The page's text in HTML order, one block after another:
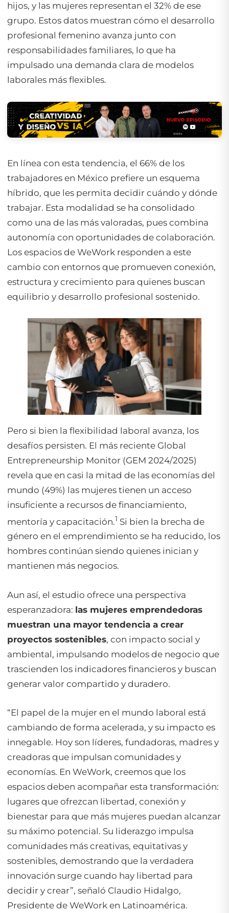
hijos, y las mujeres representan el 32% de ese
grupo. Estos datos muestran cómo el desarrollo
profesional femenino avanza junto con
responsabilidades familiares, lo que ha
impulsado una demanda clara de modelos
laborales más flexibles.
En línea con esta tendencia, el 66% de los
trabajadores en México prefiere un esquema
híbrido, que les permita decidir cuándo y dónde
trabajar. Esta modalidad se ha consolidado
como una de las más valoradas, pues combina
autonomía con oportunidades de colaboración.
Los espacios de WeWork responden a este
cambio con entornos que promueven conexión,
estructura y crecimiento para quienes buscan
equilibrio y desarrollo profesional sostenido.
Pero si bien la flexibilidad laboral avanza, los
desafíos persisten. El más reciente Global
Entrepreneurship Monitor (GEM 2024/2025)
revela que en casi la mitad de las economías del
mundo (49%) las mujeres tienen un acceso
insuficiente a recursos de financiamiento,
mentoría y capacitación.1 Si bien la brecha de
género en el emprendimiento se ha reducido, los
hombres continúan siendo quienes inician y
mantienen más negocios.
Aun así, el estudio ofrece una perspectiva
esperanzadora: las mujeres emprendedoras
muestran una mayor tendencia a crear
proyectos sostenibles, con impacto social y
ambiental, impulsando modelos de negocio que
trascienden los indicadores financieros y buscan
generar valor compartido y duradero.
“El papel de la mujer en el mundo laboral está
cambiando de forma acelerada, y su impacto es
innegable. Hoy son líderes, fundadoras, madres y
creadoras que impulsan comunidades y
economías. En WeWork, creemos que los
espacios deben acompañar esta transformación:
lugares que ofrezcan libertad, conexión y
bienestar para que más mujeres puedan alcanzar
su máximo potencial. Su liderazgo impulsa
comunidades más creativas, equitativas y
sostenibles, demostrando que la verdadera
innovación surge cuando hay libertad para
decidir y crear”, señaló Claudio Hidalgo,
Presidente de WeWork en Latinoamérica.